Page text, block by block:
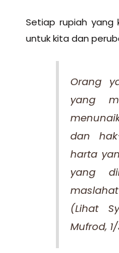
Setiap rupiah yang
untuk kita dan
Orang
yang
dan
harta
yang
(Lihat
Mufrod,